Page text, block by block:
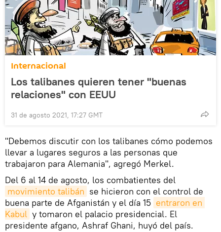
Internacional
Los talibanes quieren tener "buenas
relaciones" con EEUU
31 de agosto 2021, 17:27 GMT
"Debemos discutir con los talibanes cómo podemos
llevar a lugares seguros a las personas que
trabajaron para Alemania", agregó Merkel.
Del 6 al 14 de agosto, los combatientes del
movimiento talibán se hicieron con el control de
buena parte de Afganistán y el día 15 entraron en
Kabul y tomaron el palacio presidencial. El
presidente afgano, Ashraf Ghani, huyó del país.